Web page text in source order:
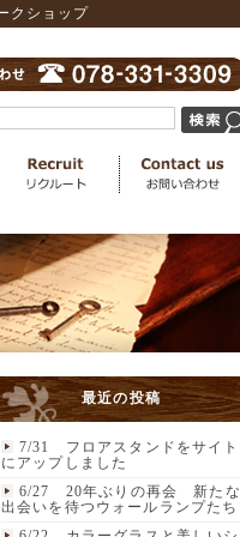
クショップ
最近の投稿
7/31 フロアスタンドをサイト
にアップしました
6/27 20年ぶりの再会 新たな
出会いを待つウォールランプたち